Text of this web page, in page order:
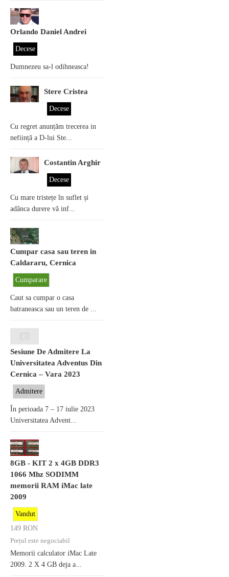
Orlando Daniel Andrei
Decese
Dumnezeu sa-l odihneasca!
Stere Cristea
Decese
Cu regret anunțăm trecerea in
neființă a D-lui Ste...
Costantin Arghir
Decese
Cu mare tristețe în suflet și
adânca durere vă inf...
Cumpar casa sau teren in
Caldararu, Cernica
Cumparare
Caut sa cumpar o casa
batraneasca sau un teren de ...
Sesiune De Admitere La
Universitatea Adventus Din
Cernica – Vara 2023
Admitere
În perioada 7 – 17 iulie 2023
Universitatea Advent...
8GB - KIT 2 x 4GB DDR3
1066 Mhz SODIMM
memorii RAM iMac late
2009
Vandut
149 RON
Prețul este negociabil
Memorii calculator iMac Late
2009. 2 X 4 GB deja a...